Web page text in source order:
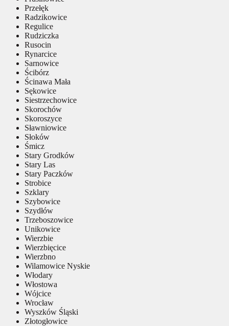
Przełęk
Radzikowice
Regulice
Rudziczka
Rusocin
Rynarcice
Sarnowice
Ścibórz
Ścinawa Mała
Sękowice
Siestrzechowice
Skorochów
Skoroszyce
Sławniowice
Słoków
Śmicz
Stary Grodków
Stary Las
Stary Paczków
Strobice
Szklary
Szybowice
Szydłów
Trzeboszowice
Unikowice
Wierzbie
Wierzbięcice
Wierzbno
Wilamowice Nyskie
Włodary
Włostowa
Wójcice
Wrocław
Wyszków Śląski
Złotogłowice